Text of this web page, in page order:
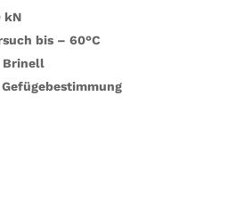
kN
bis – 60°C
Brinell